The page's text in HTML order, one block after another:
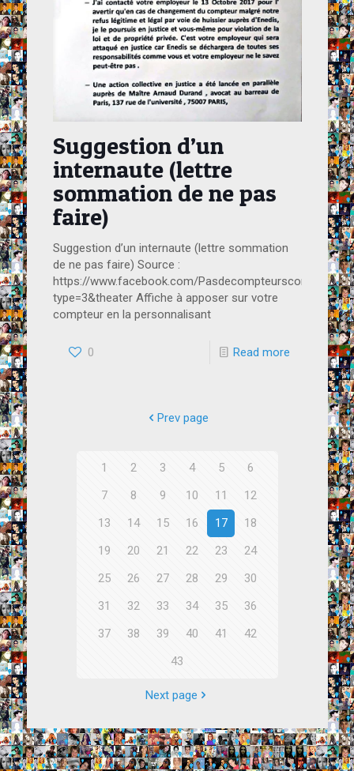
Suggestion d’un
internaute (lettre
sommation de ne pas
faire)
Suggestion d’un internaute (lettre sommation
de ne pas faire) Source :
https://www.facebook.com/
type=3&theater Affiche à apposer sur votre
compteur en la personnalisant
0 Read more
Prev page
1 2 3 4 5
6
7
8 9 10 11
12
13
14 15 16 17
18
19
20 21 22 23
24
25
26 27 28 29
30
31
32 33 34 35
36
37
38 39 40 41
42
43
Next page